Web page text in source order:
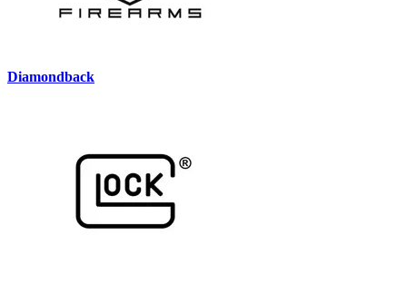
Diamondback